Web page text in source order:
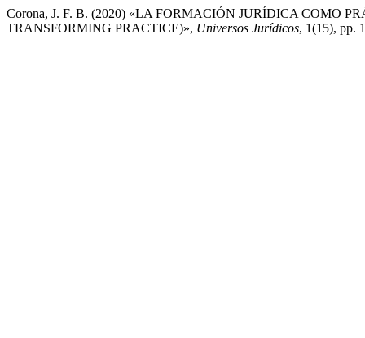
Corona, J. F. B. (2020) «LA FORMACIÓN JURÍDICA COMO
TRANSFORMING PRACTICE)», Universos Jurídicos, 1(15), pp.